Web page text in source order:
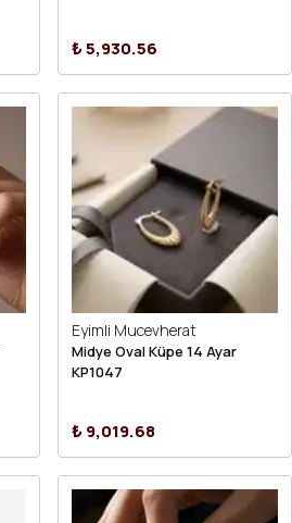
₺ 5,930.56
Eyimli Mucevherat
Midye Oval Küpe 14 Ayar
KP1047
₺ 9,019.68